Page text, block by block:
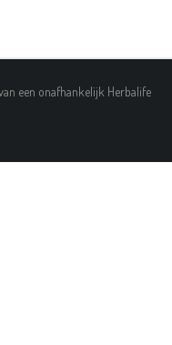
een onafhankelijk Herbalife